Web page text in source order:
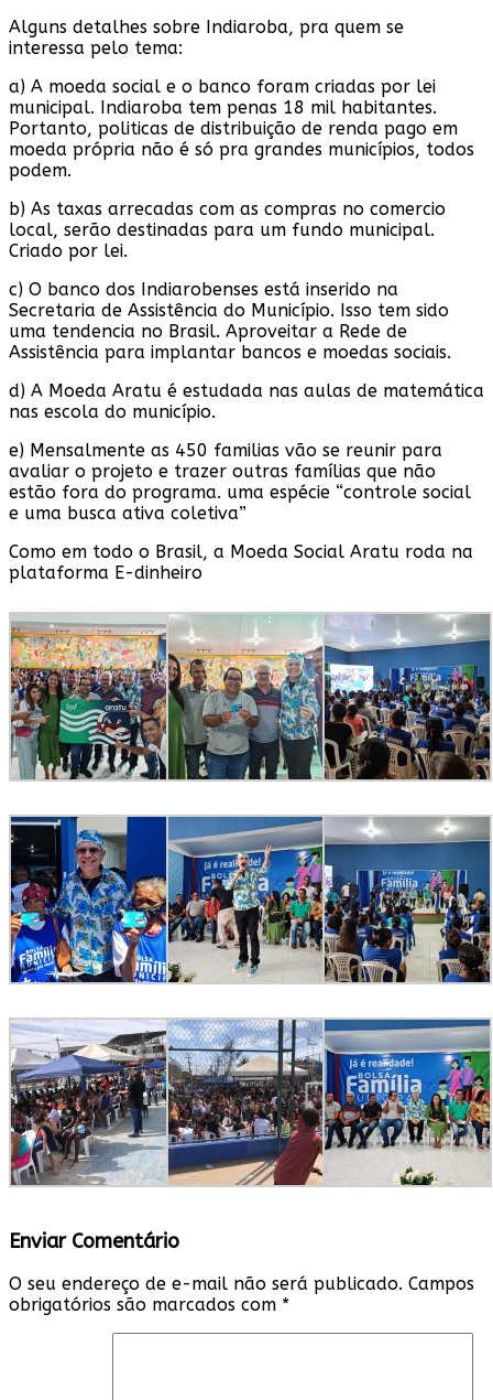
Alguns detalhes sobre Indiaroba, pra quem se
interessa pelo tema:
a) A moeda social e o banco foram criadas por lei
municipal. Indiaroba tem penas 18 mil habitantes.
Portanto, politicas de distribuição de renda pago em
moeda própria não é só pra grandes municípios, todos
podem.
b) As taxas arrecadas com as compras no comercio
local, serão destinadas para um fundo municipal.
Criado por lei.
c) O banco dos Indiarobenses está inserido na
Secretaria de Assistência do Município. Isso tem sido
uma tendencia no Brasil. Aproveitar a Rede de
Assistência para implantar bancos e moedas sociais.
d) A Moeda Aratu é estudada nas aulas de matemática
nas escola do município.
e) Mensalmente as 450 familias vão se reunir para
avaliar o projeto e trazer outras famílias que não
estão fora do programa. uma espécie “controle social
e uma busca ativa coletiva”
Como em todo o Brasil, a Moeda Social Aratu roda na
plataforma E-dinheiro
Enviar Comentário
O seu endereço de e-mail não será publicado. Campos
obrigatórios são marcados com *